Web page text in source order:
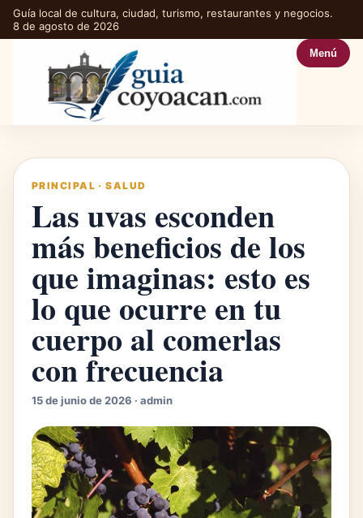
Guía local de cultura, ciudad, turismo, restaurantes y negocios.
8 de agosto de 2026
Menú
PRINCIPAL ·SALUD
Las uvas esconden
más beneficios de los
que imaginas: esto es
lo que ocurre en tu
cuerpo al comerlas
con frecuencia
15 de junio de 2026 · admin